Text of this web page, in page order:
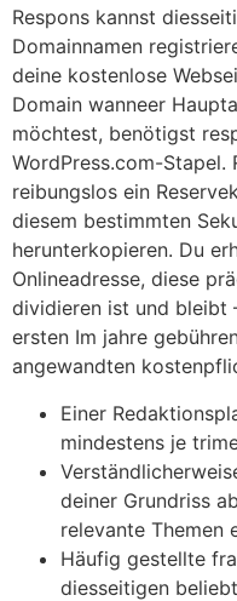
Respons kannst
Domainnamen
deine kostenlose
Domain wanneer
möchtest, benötigst
WordPress.com-Stapel.
reibungslos ein
diesem bestimmten
herunterkopieren. Du
Onlineadresse, diese
dividieren ist und bleibt
ersten Im jahre
angewandten
Einer
mindestens je
deiner Grundriss
relevante Themen
Häufig gestellte
diesseitigen